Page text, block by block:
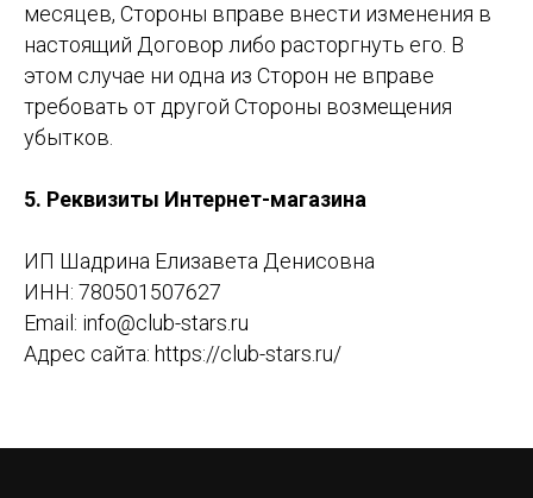
месяцев, Стороны вправе внести изменения в
настоящий Договор либо расторгнуть его. В
этом случае ни одна из Сторон не вправе
требовать от другой Стороны возмещения
убытков.
5. Реквизиты Интернет-магазина
ИП Шадрина Елизавета Денисовна
ИНН: 780501507627
Email: info@club-stars.ru
Адрес сайта: https://club-stars.ru/